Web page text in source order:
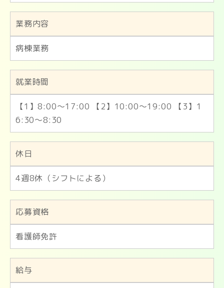
業務内容
病棟業務
就業時間
【1】8:00～17:00 【2】10:00～19:00 【3】1
6:30～8:30
休日
4週8休（シフトによる）
応募資格
看護師免許
給与